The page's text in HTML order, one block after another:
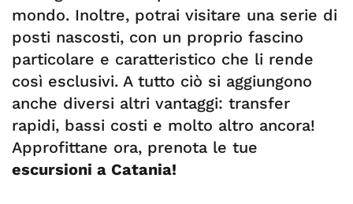
mondo. Inoltre, potrai visitare una serie di
posti nascosti, con un proprio fascino
particolare e caratteristico che li rende
così esclusivi. A tutto ciò si aggiungono
anche diversi altri vantaggi: transfer
rapidi, bassi costi e molto altro ancora!
Approfittane ora, prenota le tue
escursioni a Catania!